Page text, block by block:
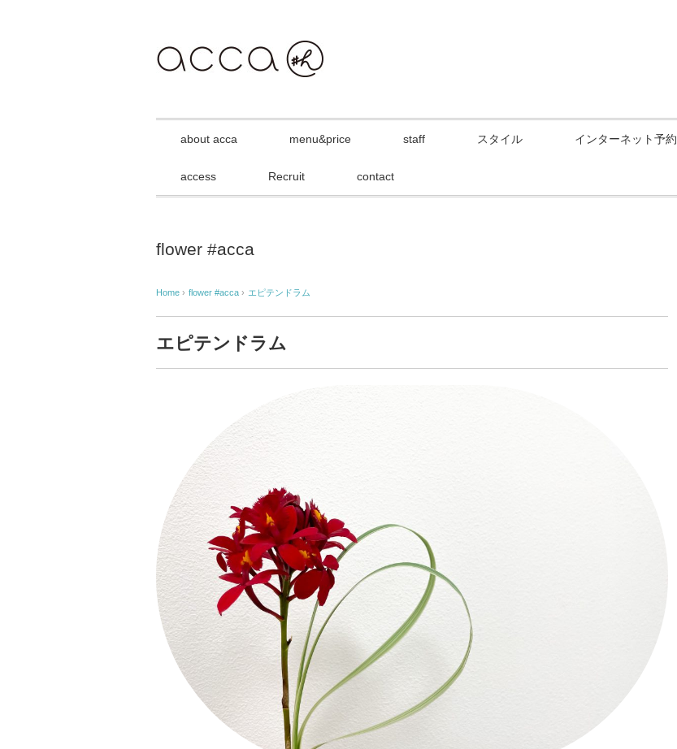
about acca menu&price staff スタイル インターネット予約
access Recruit contact
flower #acca
Home › flower #acca › エピテンドラム
エピテンドラム